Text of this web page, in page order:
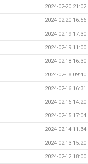
2024-02-20 21:02
2024-02-20 16:56
2024-02-19 17:30
2024-02-19 11:00
2024-02-18 16:30
2024-02-18 09:40
2024-02-16 16:31
2024-02-16 14:20
2024-02-15 17:04
2024-02-14 11:34
2024-02-13 15:20
2024-02-12 18:00